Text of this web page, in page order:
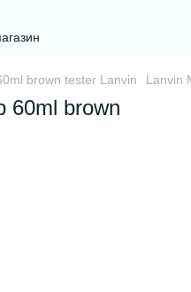
brown tester Lanvin Lanvin
60ml brown